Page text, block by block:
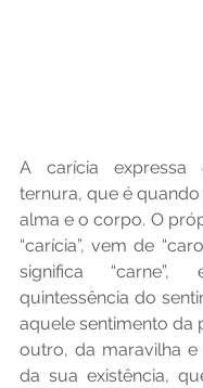
A carícia expressa
ternura, que é
alma e o corpo. O
“carícia”, vem de
significa
quintessência do
aquele sentimento da
outro, da maravilha e
da sua existência,